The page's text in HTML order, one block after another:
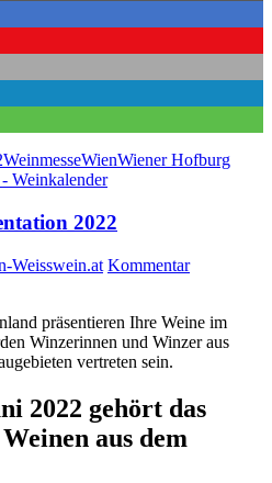
WeinmesseWienWiener Hofburg
Weinkalender
2022
Weisswein.at Kommentar
präsentieren Ihre Weine im
Winzerinnen und Winzer aus
vertreten sein.
2022 gehört das
aus dem